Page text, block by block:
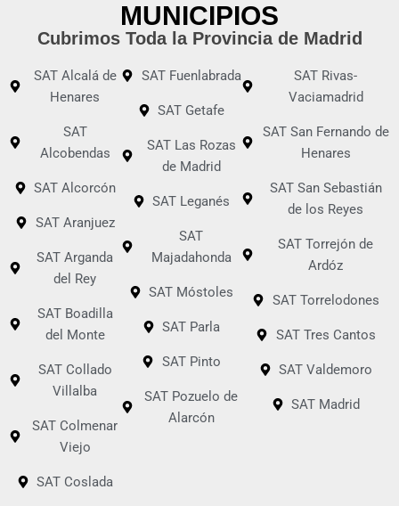
MUNICIPIOS
Cubrimos Toda la Provincia de Madrid
SAT Alcalá de
Henares
SAT
Alcobendas
SAT Alcorcón
SAT Aranjuez
SAT Arganda
del Rey
SAT Boadilla
del Monte
SAT Collado
Villalba
SAT Colmenar
Viejo
SAT Coslada
SAT Fuenlabrada
SAT Getafe
SAT Las Rozas
de Madrid
SAT Leganés
SAT
Majadahonda
SAT Móstoles
SAT Parla
SAT Pinto
SAT Pozuelo de
Alarcón
SAT Rivas-
Vaciamadrid
SAT San Fernando de
Henares
SAT San Sebastián
de los Reyes
SAT Torrejón de
Ardóz
SAT Torrelodones
SAT Tres Cantos
SAT Valdemoro
SAT Madrid